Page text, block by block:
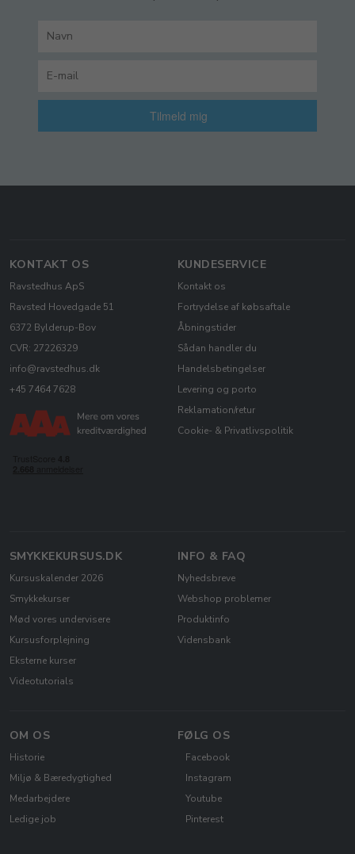
Tilmeld mig
KONTAKT OS
Ravstedhus ApS
Ravsted Hovedgade 51
6372 Bylderup-Bov
CVR: 27226329
info@ravstedhus.dk
+45 7464 7628
KUNDESERVICE
Kontakt os
Fortrydelse af købsaftale
Åbningstider
Sådan handler du
Handelsbetingelser
Levering og porto
Reklamation/retur
Cookie- & Privatlivspolitik
SMYKKEKURSUS.DK
Kursuskalender 2026
Smykkekurser
Mød vores undervisere
Kursusforplejning
Eksterne kurser
Videotutorials
INFO & FAQ
Nyhedsbreve
Webshop problemer
Produktinfo
Vidensbank
OM OS
Historie
Miljø & Bæredygtighed
Medarbejdere
Ledige job
FØLG OS
Facebook
Instagram
Youtube
Pinterest